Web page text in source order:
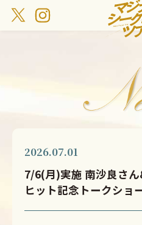
2026.07.01
7/6(月)実施 南沙良さ
ヒット記念トークショ